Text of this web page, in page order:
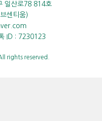
일산로78 814호
센티움)
ID : 7230123
rights reserved.